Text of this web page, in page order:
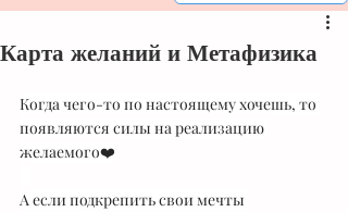
Карта желаний и Метафизика
Когда чего-то по настоящему хочешь, то
появляются силы на реализацию
желаемого❤️
А если подкрепить свои мечты